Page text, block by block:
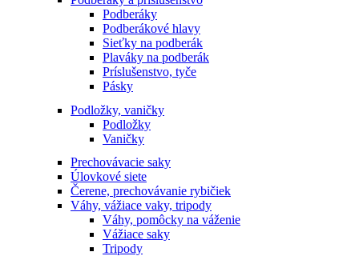
Podberáky
Podberákové hlavy
Sieťky na podberák
Plaváky na podberák
Príslušenstvo, tyče
Pásky
Podložky, vaničky
Podložky
Vaničky
Prechovávacie saky
Úlovkové siete
Čerene, prechovávanie rybičiek
Váhy, vážiace vaky, tripody
Váhy, pomôcky na váženie
Vážiace saky
Tripody